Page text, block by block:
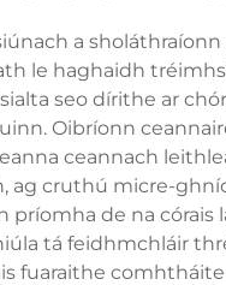
a
le haghaidh
seo dírithe ar
Oibríonn
ceannach
cruthú micre-
de na
tá feidhmchláir
fuaraithe